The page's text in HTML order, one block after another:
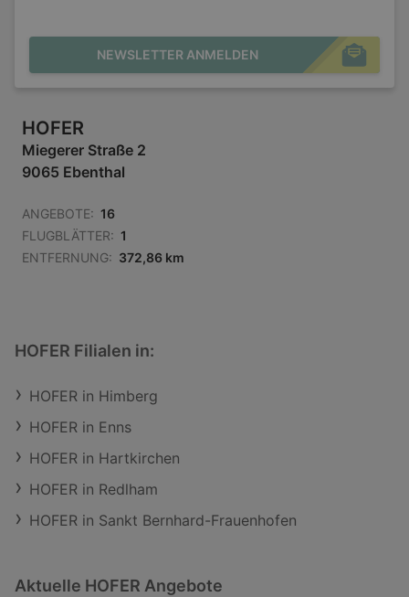
NEWSLETTER ANMELDEN
HOFER
Miegerer Straße 2
9065 Ebenthal
ANGEBOTE: 16
FLUGBLÄTTER: 1
ENTFERNUNG: 372,86 km
HOFER Filialen in:
HOFER in Himberg
HOFER in Enns
HOFER in Hartkirchen
HOFER in Redlham
HOFER in Sankt Bernhard-Frauenhofen
Aktuelle HOFER Angebote